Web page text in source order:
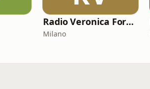
Radio Veronica Forever
Milano